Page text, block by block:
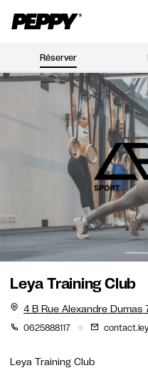
Réserver
Leya Training Club
4 B Rue Alexandre Dumas
0625888117
Leya Training Club